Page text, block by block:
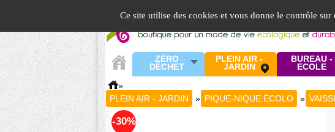
Ce site utilise des cookies et vous donne le contrôle
ZÉRO
DÉCHET
PLEIN AIR -
JARDIN
BUREAU -
ECOLE
»
PLEIN AIR - JARDIN
» PIQUE-NIQUE ÉCOLO »
-30%